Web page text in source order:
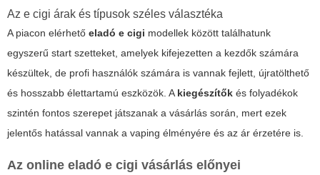
Az e cigi árak és típusok széles választéka
A piacon elérhető eladó e cigi modellek között találhatunk
egyszerű start szetteket, amelyek kifejezetten a kezdők számára
készültek, de profi használók számára is vannak fejlett, újratölthető
és hosszabb élettartamú eszközök. Akiegészítők és folyadékok
szintén fontos szerepet játszanak a vásárlás során, mert ezek
jelentős hatással vannak a vaping élményére és az ár érzetére is.
Az online eladó e cigi vásárlás előnyei